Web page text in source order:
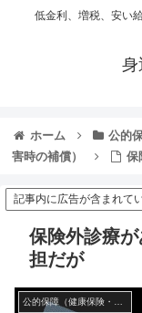
低金利、増税、安い
身
ホーム
公的
害時の補償）
保
記事内に広告が含まれて
保険外診療
担だが